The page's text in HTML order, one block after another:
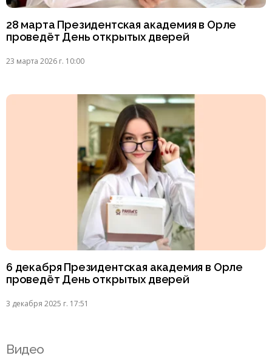
28 марта Президентская академия в Орле
проведёт День открытых дверей
23 марта 2026 г. 10:00
6 декабря Президентская академия в Орле
проведёт День открытых дверей
3 декабря 2025 г. 17:51
Видео